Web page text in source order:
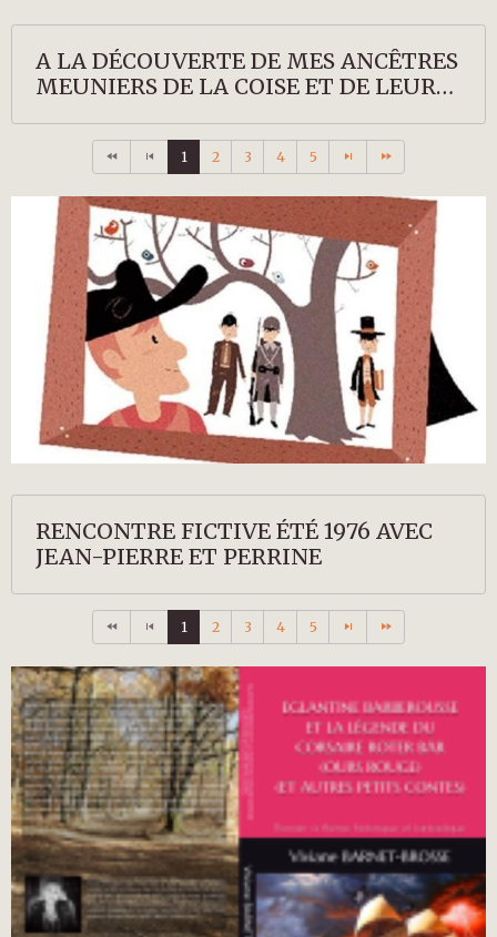
A LA DÉCOUVERTE DE MES ANCÊTRES
MEUNIERS DE LA COISE ET DE LEURS
1 2 3 4 5
RENCONTRE FICTIVE ÉTÉ 1976 AVEC
JEAN-PIERRE ET PERRINE
1 2 3 4 5